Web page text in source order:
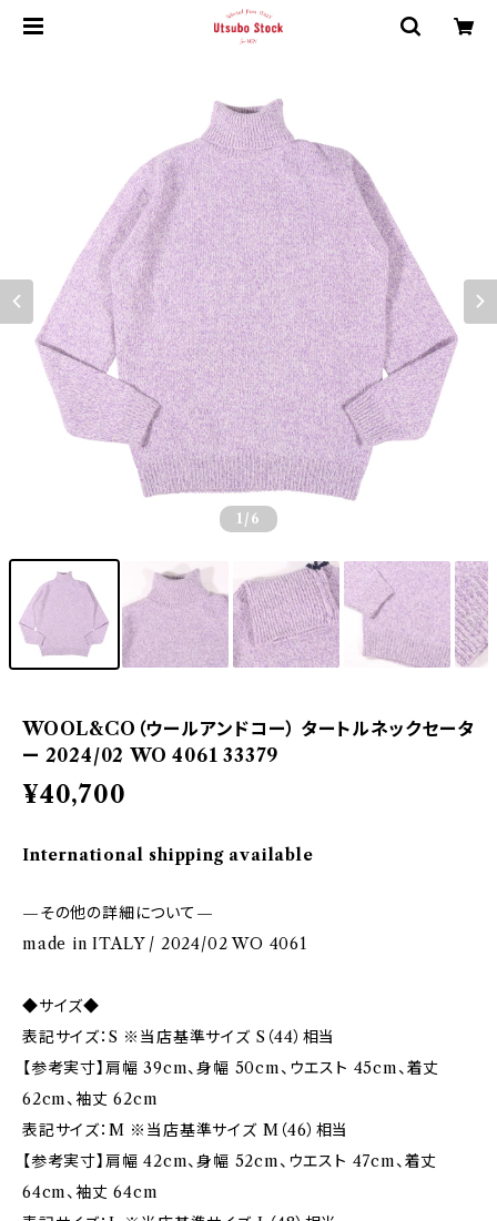
1 /6
WOOL&CO（ウールアンドコー） タートルネックセータ
ー 2024/02 WO 4061 33379
¥40,700
International shipping available
—その他の詳細について—
made in ITALY / 2024/02 WO 4061
◆サイズ◆
表記サイズ：S ※当店基準サイズ S（44）相当
【参考実寸】肩幅 39cm、身幅 50cm、ウエスト 45cm、着丈
62cm、袖丈 62cm
表記サイズ：M ※当店基準サイズ M（46）相当
【参考実寸】肩幅 42cm、身幅 52cm、ウエスト 47cm、着丈
64cm、袖丈 64cm